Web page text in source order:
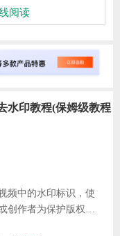
架为您提供应用的结构
点，让您专注于创造非
阅读
水印教程(保姆级教程